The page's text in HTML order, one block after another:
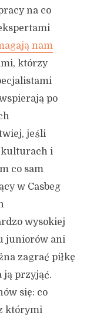
na co
nam
którzy
po
jeśli
kulturach i
co sam
w Casbeg
wysokiej
juniorów ani
zagrać piłkę
ją przyjąć.
się: co
którymi